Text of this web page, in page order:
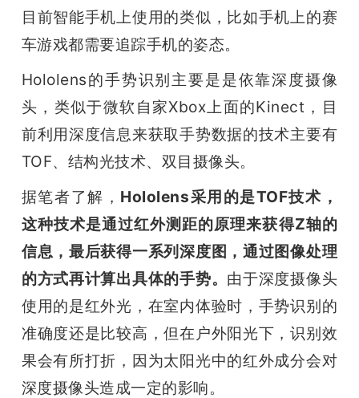
目前智能手机上使用的类似，比如手机上的赛
车游戏都需要追踪手机的姿态。
Hololens的手势识别主要是是依靠深度摄像
头，类似于微软自家Xbox上面的Kinect，目
前利用深度信息来获取手势数据的技术主要有
TOF、结构光技术、双目摄像头。
据笔者了解， Hololens采用的是TOF技术，
这种技术是通过红外测距的原理来获得Z轴的
信息，最后获得一系列深度图，通过图像处理
的方式再计算出具体的手势。 由于深度摄像头
使用的是红外光，在室内体验时，手势识别的
准确度还是比较高，但在户外阳光下，识别效
果会有所打折，因为太阳光中的红外成分会对
深度摄像头造成一定的影响。